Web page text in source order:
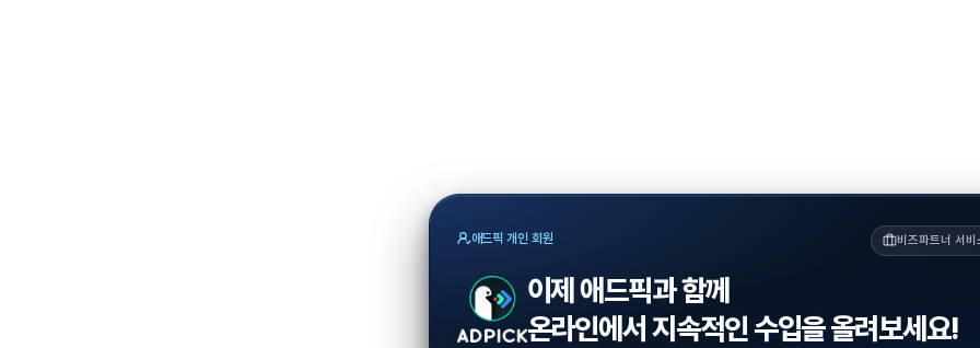
애드픽 개인 회원 비즈파트너 서비
이제 애드픽과 함께
온라인에서 지속적인 수입을 올려보세요!